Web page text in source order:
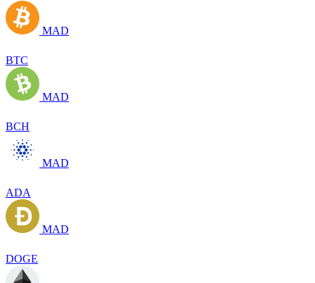
MAD
BTC
MAD
BCH
MAD
ADA
MAD
DOGE